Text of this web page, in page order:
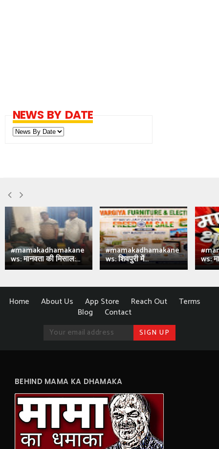
NEWS BY DATE
#mamakadhamakane
ws: मानवता की मिसाल:...
#mamakadhamakane
ws: शिवपुरी में... ws:
Home About Us App Store Reach Out
Terms
Blog
Contact
BEHIND MAMA KA DHAMAKA